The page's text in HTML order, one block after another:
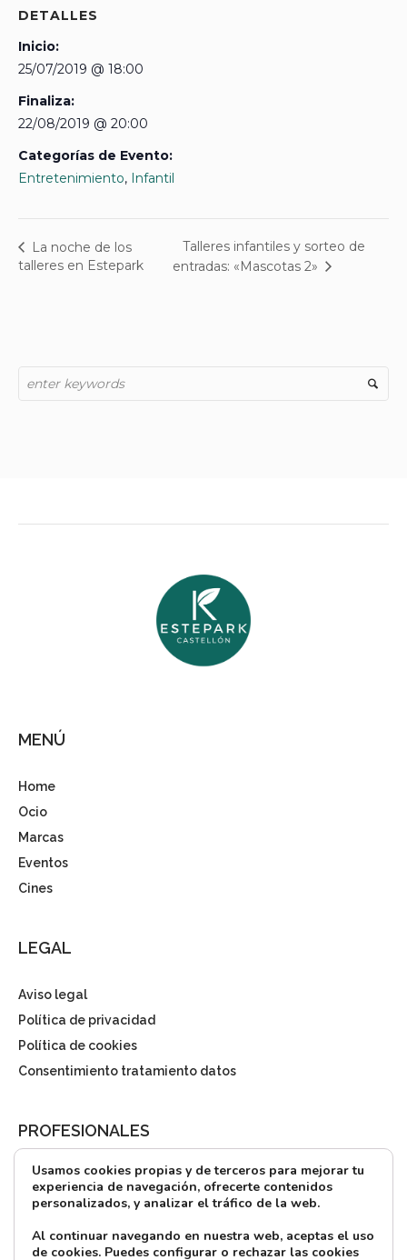
DETALLES
Inicio:
25/07/2019 @ 18:00
Finaliza:
22/08/2019 @ 20:00
Categorías de Evento:
Entretenimiento, Infantil
La noche de los
talleres en Estepark
Talleres infantiles y sorteo de
entradas: «Mascotas 2»
MENÚ
Home
Ocio
Marcas
Eventos
Cines
LEGAL
Aviso legal
Política de privacidad
Política de cookies
Consentimiento tratamiento datos
PROFESIONALES
¿Quieres alquilar?
Prensa
Directorio
CONTACTO
Usamos cookies propias y de terceros para mejorar tu
experiencia de navegación, ofrecerte contenidos
personalizados, y analizar el tráfico de la web.
Al continuar navegando en nuestra web, aceptas el uso
de cookies. Puedes configurar o rechazar las cookies